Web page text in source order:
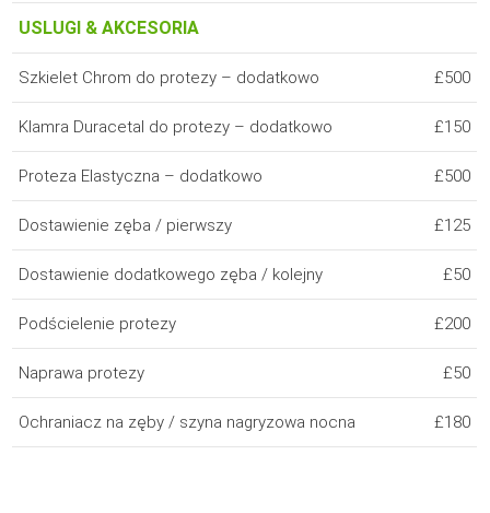
USLUGI & AKCESORIA
Szkielet Chrom do protezy – dodatkowo £500
Klamra Duracetal do protezy – dodatkowo £150
Proteza Elastyczna – dodatkowo £500
Dostawienie zęba / pierwszy £125
Dostawienie dodatkowego zęba / kolejny £50
Podścielenie protezy £200
Naprawa protezy £50
Ochraniacz na zęby / szyna nagryzowa nocna £180